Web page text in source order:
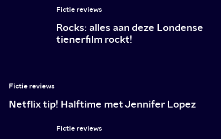
Fictie reviews
Rocks: alles aan deze Londense
tienerfilm rockt!
Fictie reviews
Netflix tip! Halftime met Jennifer Lopez
Fictie reviews